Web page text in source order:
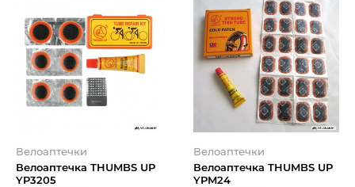
Велоаптечки
Велоаптечка THUMBS UP
YP3205
Велоаптечки
Велоаптечка THUMBS UP
YPM24